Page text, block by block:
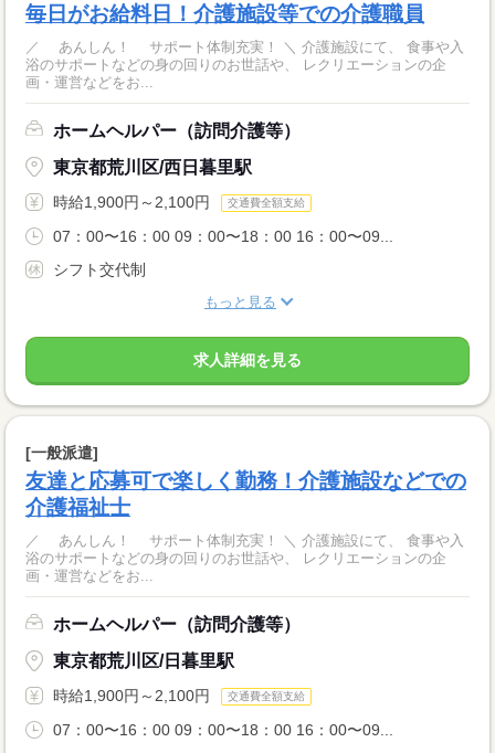
毎日がお給料日！介護施設等での介護職員
／ あんしん！ サポート体制充実！ ＼ 介護施設にて、 食事や入
浴のサポートなどの身の回りのお世話や、 レクリエーションの企
画・運営などをお...
ホームヘルパー（訪問介護等）
東京都荒川区/西日暮里駅
時給1,900円～2,100円 交通費全額支給
07：00〜16：00 09：00〜18：00 16：00〜09...
シフト交代制
もっと見る
求人詳細を見る
[一般派遣]
友達と応募可で楽しく勤務！介護施設などでの
介護福祉士
／ あんしん！ サポート体制充実！ ＼ 介護施設にて、 食事や入
浴のサポートなどの身の回りのお世話や、 レクリエーションの企
画・運営などをお...
ホームヘルパー（訪問介護等）
東京都荒川区/日暮里駅
時給1,900円～2,100円 交通費全額支給
07：00〜16：00 09：00〜18：00 16：00〜09...